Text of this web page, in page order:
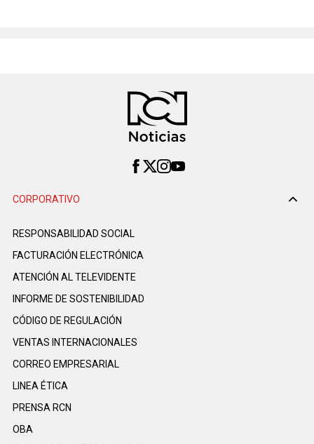
CORPORATIVO
RESPONSABILIDAD SOCIAL
FACTURACIÓN ELECTRÓNICA
ATENCIÓN AL TELEVIDENTE
INFORME DE SOSTENIBILIDAD
CÓDIGO DE REGULACIÓN
VENTAS INTERNACIONALES
CORREO EMPRESARIAL
LINEA ÉTICA
PRENSA RCN
OBA